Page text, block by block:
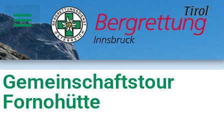
Gemeinschaftstour
Fornohütte